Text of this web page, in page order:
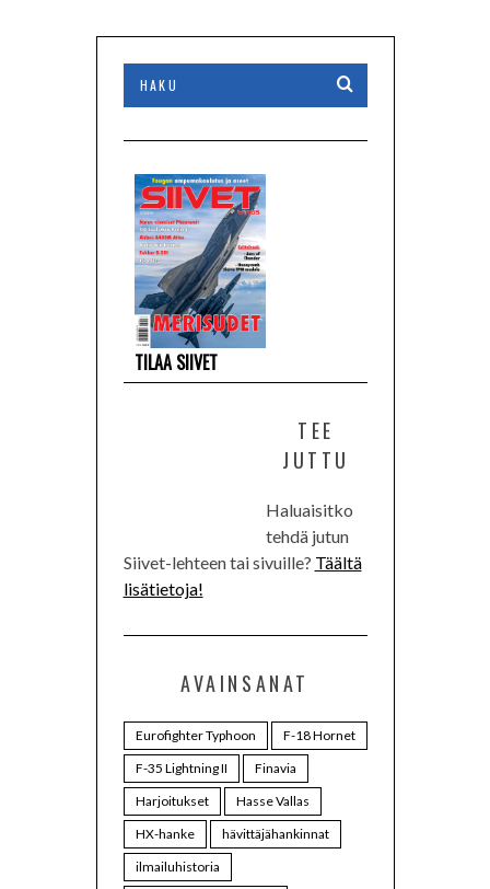
TILAA SIIVET
TEE
JUTTU
Haluaisitko
tehdä jutun
Siivet-lehteen tai sivuille? Täältä
lisätietoja!
AVAINSANAT
Eurofighter Typhoon
F-18 Hornet
F-35 Lightning II
Finavia
Harjoitukset
Hasse Vallas
HX-hanke
hävittäjähankinnat
ilmailuhistoria